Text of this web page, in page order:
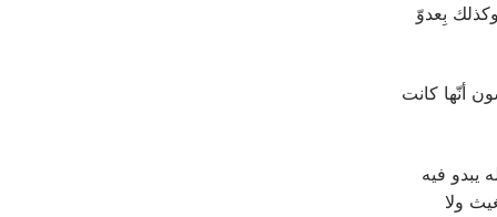
بِعدوّ
أنّها كانت
يبدو فيه
ولا